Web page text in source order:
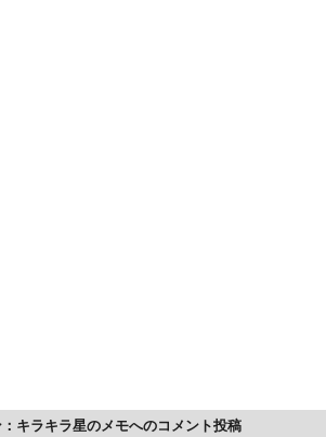
キラキラ星のメモへのコメント投稿